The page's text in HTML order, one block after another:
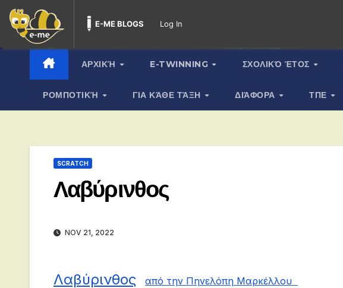
E-ME BLOGS Log In
Skip
to
ΑΡΧΙΚΉ E-TWINNING ΣΧΟΛΙΚΌ ΈΤΟΣ
ΡΟΜΠΟΤΙΚΉ ΓΙΑ ΚΆΘΕ ΤΆΞΗ ΔΙΆΦΟΡΑ ΤΠΕ
SCRATCH
Λαβύρινθος
NOV 21, 2022
Λαβύρινθος από την Πηνελόπη Μαρκέλλου